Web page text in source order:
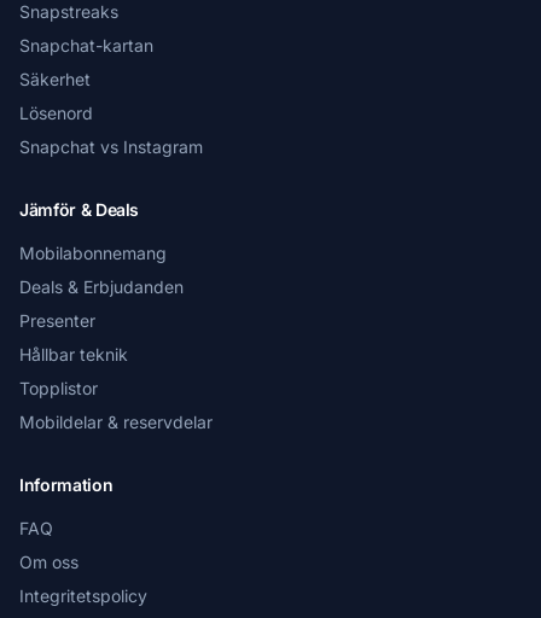
Snapstreaks
Snapchat-kartan
Säkerhet
Lösenord
Snapchat vs Instagram
Jämför & Deals
Mobilabonnemang
Deals & Erbjudanden
Presenter
Hållbar teknik
Topplistor
Mobildelar & reservdelar
Information
FAQ
Om oss
Integritetspolicy